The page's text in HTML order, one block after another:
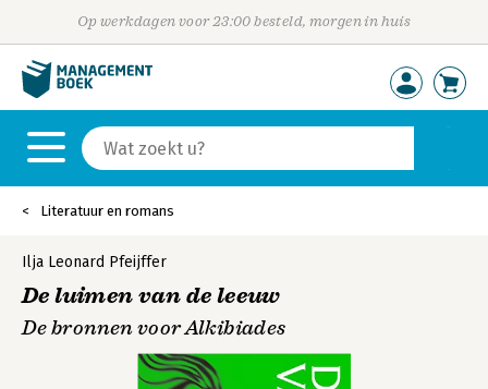
Op werkdagen voor 23:00 besteld, morgen in huis
Literatuur en romans
Ilja Leonard Pfeijffer
De luimen van de leeuw
De bronnen voor Alkibiades